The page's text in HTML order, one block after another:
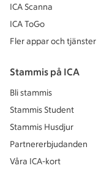
ICA Scanna
ICA ToGo
Fler appar och tjänster
Stammis på ICA
Bli stammis
Stammis Student
Stammis Husdjur
Partnererbjudanden
Våra ICA-kort